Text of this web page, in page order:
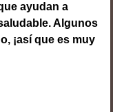
ayudan a
Algunos
¡así que es muy